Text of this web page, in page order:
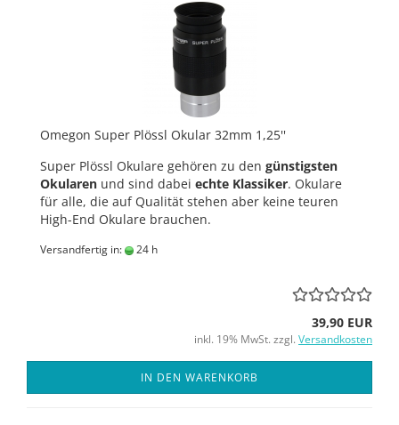
Omegon Super Plössl Okular 32mm 1,25''
Super Plössl Okulare gehören zu den günstigsten
Okularen und sind dabei echte Klassiker. Okulare
für alle, die auf Qualität stehen aber keine teuren
High-End Okulare brauchen.
Versandfertig in: 24 h
39,90 EUR
inkl. 19% MwSt. zzgl. Versandkosten
IN DEN WARENKORB